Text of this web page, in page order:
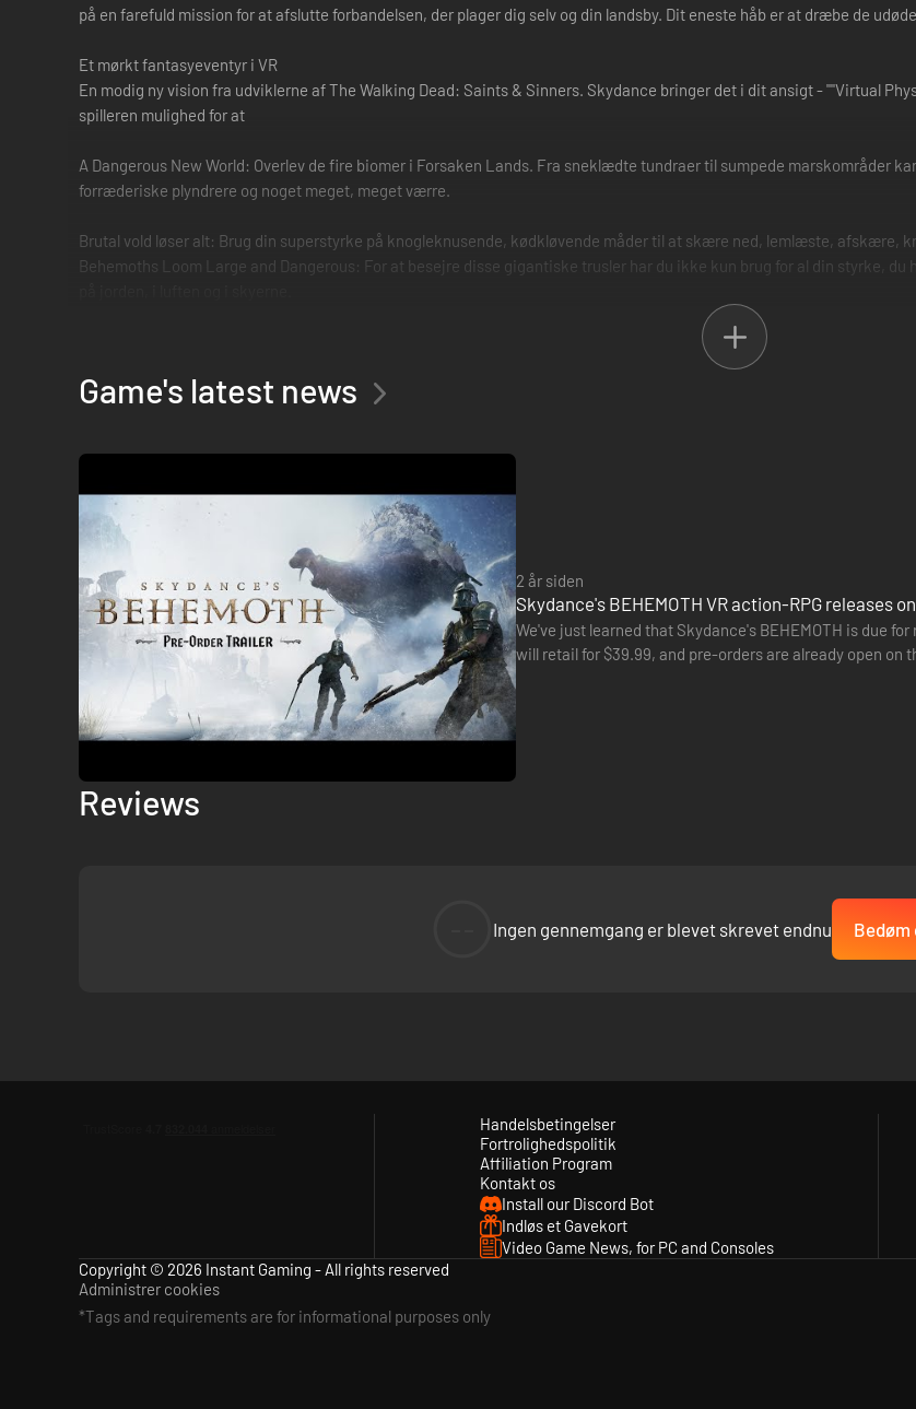
på en farefuld mission for at afslutte forbandelsen, der plager dig selv og din landsby. Dit eneste håb er at dræbe de
Et mørkt fantasyeventyr i VR
En modig ny vision fra udviklerne af The Walking Dead: Saints & Sinners. Skydance bringer det i dit ansigt - ""Virtual
spilleren mulighed for at
A Dangerous New World: Overlev de fire biomer i Forsaken Lands. Fra sneklædte tundraer til sumpede marskområder
forræderiske plyndrere og noget meget, meget værre.
Brutal vold løser alt: Brug din superstyrke på knogleknusende, kødkløvende måder til at skære ned, lemlæste, afskære,
Behemoths Loom Large and Dangerous: For at besejre disse gigantiske trusler har du ikke kun brug for al din styrke,
Game's latest news
2 år siden
Skydance's BEHEMOTH VR action-RPG releases
We've just learned that Skydance's BEHEMOTH is due
will retail for $39.99, and pre-orders are already open
Reviews
Ingen gennemgang er blevet skrevet endnu Bedøm
Handelsbetingelser
Fortrolighedspolitik
Affiliation Program
Kontakt os
Install our Discord Bot
Indløs et Gavekort
Video Game News, for PC and Consoles
Copyright © 2026 Instant Gaming - All rights reserved
Administrer cookies
*Tags and requirements are for informational purposes only